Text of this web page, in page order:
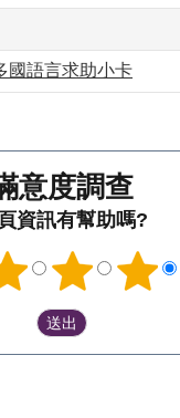
國語言求助小卡
意度調查
資訊有幫助嗎?